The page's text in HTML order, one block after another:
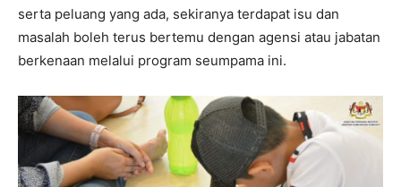
serta peluang yang ada, sekiranya terdapat isu dan
masalah boleh terus bertemu dengan agensi atau jabatan
berkenaan melalui program seumpama ini.